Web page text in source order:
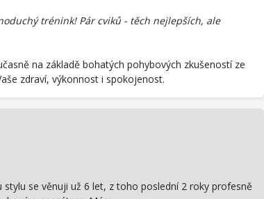
trénink! Pár cviků - těch nejlepších, ale
na základě bohatých pohybových zkušeností ze
zdraví, výkonnost i spokojenost.
se věnuji už 6 let, z toho poslední 2 roky profesně